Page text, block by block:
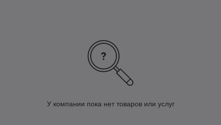
У компании пока нет товаров или услуг